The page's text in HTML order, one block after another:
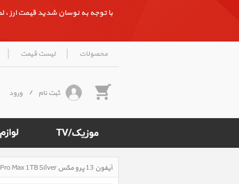
با توجه به نوسان شدید قیمت ارز ،
محصولات | لیست قیمت |
ثبت نام / ورود
آیفون 13 پرو مکس iPhone 13 Pro Max 1TB Silver، آیفون 13 پرو مکس 1 ترابایت نقره ای
Rated